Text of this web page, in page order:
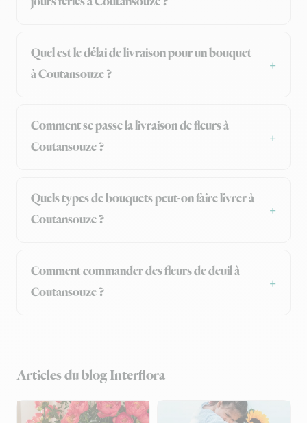
Quel est le délai de livraison pour un bouquet
à Coutansouze ?
Comment se passe la livraison de fleurs à
Coutansouze ?
Quels types de bouquets peut-on faire livrer à
Coutansouze ?
Comment commander des fleurs de deuil à
Coutansouze ?
Articles du blog Interflora